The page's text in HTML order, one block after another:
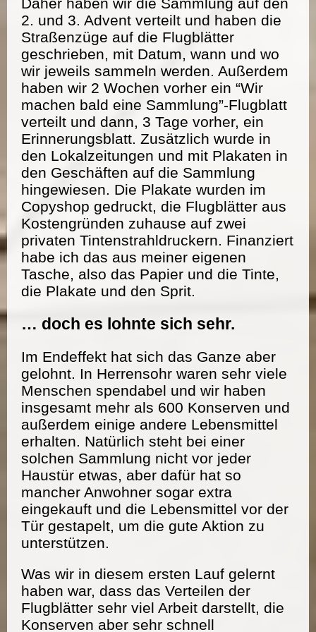
2. und 3. Advent verteilt und haben die
Straßenzüge auf die Flugblätter
geschrieben, mit Datum, wann und wo
wir jeweils sammeln werden. Außerdem
haben wir 2 Wochen vorher ein “Wir
machen bald eine Sammlung”-Flugblatt
verteilt und dann, 3 Tage vorher, ein
Erinnerungsblatt. Zusätzlich wurde in
den Lokalzeitungen und mit Plakaten in
den Geschäften auf die Sammlung
hingewiesen. Die Plakate wurden im
Copyshop gedruckt, die Flugblätter aus
Kostengründen zuhause auf zwei
privaten Tintenstrahldruckern. Finanziert
habe ich das aus meiner eigenen
Tasche, also das Papier und die Tinte,
die Plakate und den Sprit.
… doch es lohnte sich sehr.
Im Endeffekt hat sich das Ganze aber
gelohnt. In Herrensohr waren sehr viele
Menschen spendabel und wir haben
insgesamt mehr als 600 Konserven und
außerdem einige andere Lebensmittel
erhalten. Natürlich steht bei einer
solchen Sammlung nicht vor jeder
Haustür etwas, aber dafür hat so
mancher Anwohner sogar extra
eingekauft und die Lebensmittel vor der
Tür gestapelt, um die gute Aktion zu
unterstützen.
Was wir in diesem ersten Lauf gelernt
haben war, dass das Verteilen der
Flugblätter sehr viel Arbeit darstellt, die
Konserven aber sehr schnell